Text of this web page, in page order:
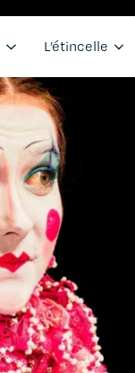
L’étincelle